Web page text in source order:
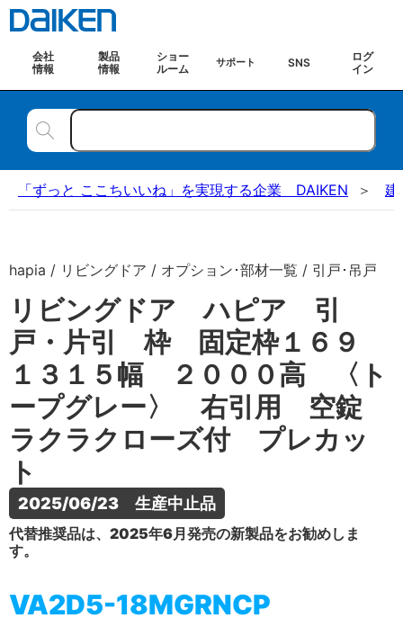
会社
情報
製品
情報
ショー
ルーム
サポート SNS
ログ
イン
「ずっと ここちいいね」を実現する企業 DAIKEN 建
hapia / リビングドア / オプション･部材一覧 / 引戸･吊戸
リビングドア ハピア 引
戸・片引 枠 固定枠１６９
１３１５幅 ２０００高 〈ト
ープグレー〉 右引用 空錠
ラクラクローズ付 プレカッ
ト
2025/06/23　生産中止品
代替推奨品は、2025年6月発売の新製品をお勧めしま
す。
VA2D5-18MGRNCP